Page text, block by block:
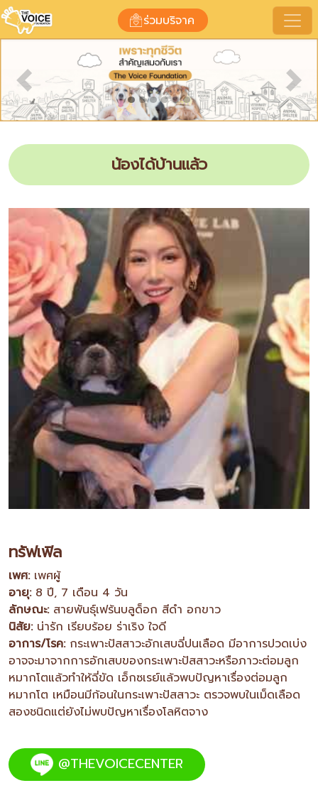
ร่วมบริจาค
Previous
น้องได้บ้านแล้ว
ทรัฟเฟิล
เพศ: เพศผู้
อายุ: 8 ปี, 7 เดือน 4 วัน
ลักษณะ: สายพันธุ์เฟร้นบลูด็อก สีดำ อกขาว
นิสัย: น่ารัก เรียบร้อย ร่าเริง ใจดี
อาการ/โรค: กระเพาะปัสสาวะอักเสบฉี่ปนเลือด มีอาการปวดเบ่ง
อาจจะมาจากการอักเสบของกระเพาะปัสสาวะหรือภาวะต่อมลูก
หมากโตแล้วทำให้ฉี่ขัด เอ็กซเรย์แล้วพบปัญหาเรื่องต่อมลูก
หมากโต เหมือนมีก้อนในกระเพาะปัสสาวะ ตรวจพบในเม็ดเลือด
สองชนิดแต่ยังไม่พบปัญหาเรื่องโลหิตจาง
@THEVOICECENTER